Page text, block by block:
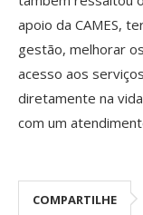
apoio da CAMES,
gestão, melhorar
acesso aos
diretamente na
com um
COMPARTILHE